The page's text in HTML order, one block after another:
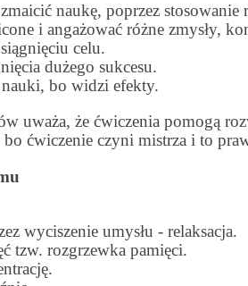
naukę, poprzez stosowanie
i angażować różne zmysły,
celu.
dużego sukcesu.
bo widzi efekty.
uważa, że ćwiczenia pomogą
ćwiczenie czyni mistrza i to
wyciszenie umysłu - relaksacja.
tzw. rozgrzewka pamięci.